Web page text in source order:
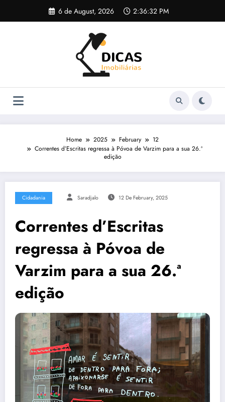
content
6 de August, 2026 2:36:32 PM
Home 2025 February
12
Correntes d’Escritas regressa à Póvoa de Varzim para a sua 26.ª
edição
Cidadania Saradjalo 12 De February, 2025
Correntes d’Escritas
regressa à Póvoa de
Varzim para a sua 26.ª
edição